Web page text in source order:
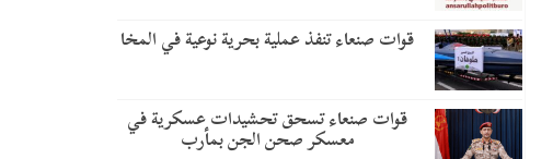
قوات صنعاء تنفذ عملية بحرية نوعية في المخا
قوات صنعاء تسحق تحشيدات عسكرية في
معسكر صحن الجن بمأرب